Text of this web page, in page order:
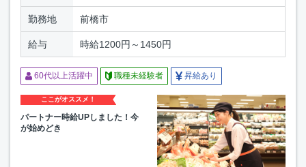
勤務地 前橋市
給与 時給1200円～1450円
60代以上活躍中 職種未経験者 昇給あり
ここがオススメ！
パートナー時給UPしました！今
が始めどき